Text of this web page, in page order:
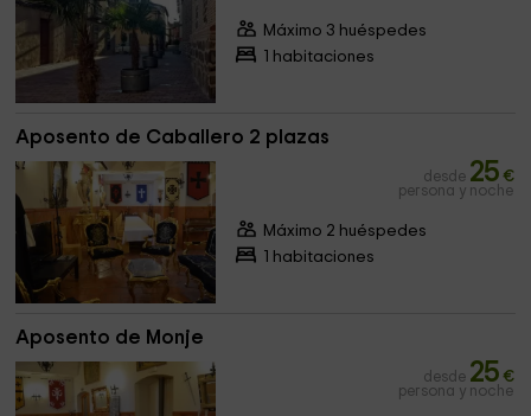
Máximo 3 huéspedes
1 habitaciones
Aposento de Caballero 2 plazas
desde 25 €
persona y noche
Máximo 2 huéspedes
1 habitaciones
Aposento de Monje
desde 25 €
persona y noche